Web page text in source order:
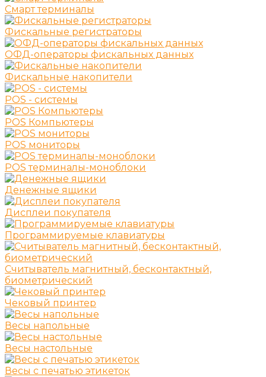
Смарт терминалы
Фискальные регистраторы
ОФД-операторы фискальных данных
Фискальные накопители
POS - системы
POS Компьютеры
POS мониторы
POS терминалы-моноблоки
Денежные ящики
Дисплеи покупателя
Программируемые клавиатуры
Считыватель магнитный, бесконтактный,
биометрический
Чековый принтер
Весы напольные
Весы настольные
Весы с печатью этикеток